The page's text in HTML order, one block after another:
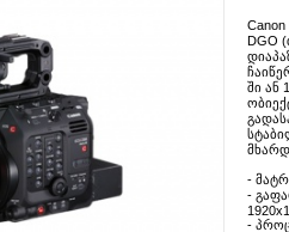
DGO
ში ან
-
-
-